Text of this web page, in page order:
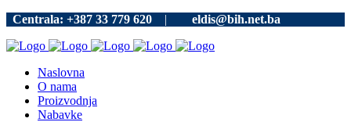
Centrala: +387 33 779 620 | eldis@bih.net.ba
Naslovna
O nama
Proizvodnja
Nabavke